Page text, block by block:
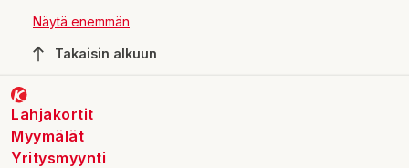
maistuva perunamuusi, perunasoselaatikko kuin makoisat
perunarieskatkin. Perunamuusi syntyy
perunamuusijauhe on helpottanut kotikokkeja jo
vuosikymmenien ajan. Muusijauhe valmistetaan puhtaasta
kotimaisesta perunasta.
Näytä enemmän
Takaisin alkuun
Lahjakortit
Myymälät
Yritysmyynti